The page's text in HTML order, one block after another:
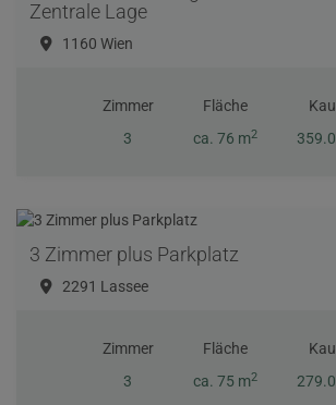
Zentrale Lage
1160 Wien
Zimmer
3
Fläche
ca. 76 m2
3 Zimmer plus Parkplatz
2291 Lassee
Zimmer
3
Fläche
ca. 75 m2